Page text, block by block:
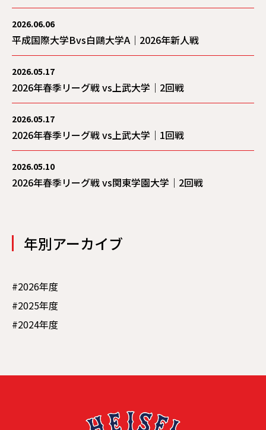
2026.06.06
平成国際大学Bvs白鷗大学A｜2026年新人戦
2026.05.17
2026年春季リーグ戦 vs上武大学｜2回戦
2026.05.17
2026年春季リーグ戦 vs上武大学｜1回戦
2026.05.10
2026年春季リーグ戦 vs関東学園大学｜2回戦
年別アーカイブ
#2026年度
#2025年度
#2024年度